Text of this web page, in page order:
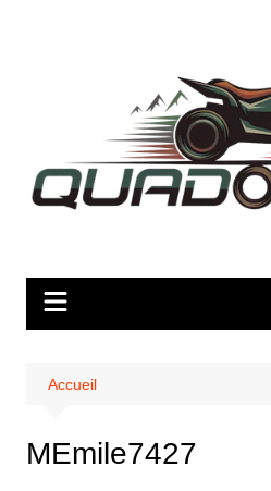
Accueil
MEmile7427